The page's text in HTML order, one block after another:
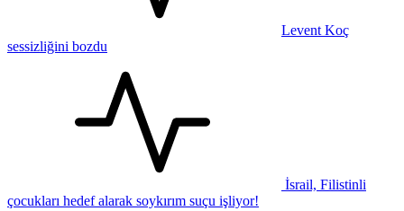
Levent Koç
sessizliğini bozdu
İsrail, Filistinli
çocukları hedef alarak soykırım suçu işliyor!